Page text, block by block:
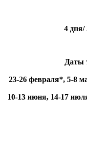
4 дня/
Даты
23-26 февраля*, 5-8
10-13 июня, 14-17